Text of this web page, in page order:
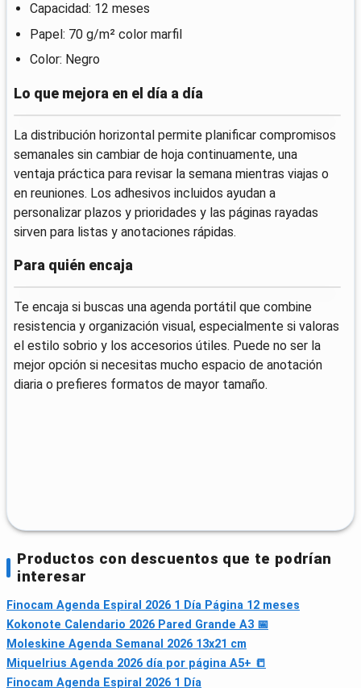
Capacidad: 12 meses
Papel: 70 g/m² color marfil
Color: Negro
Lo que mejora en el día a día
La distribución horizontal permite planificar compromisos
semanales sin cambiar de hoja continuamente, una
ventaja práctica para revisar la semana mientras viajas o
en reuniones. Los adhesivos incluidos ayudan a
personalizar plazos y prioridades y las páginas rayadas
sirven para listas y anotaciones rápidas.
Para quién encaja
Te encaja si buscas una agenda portátil que combine
resistencia y organización visual, especialmente si valoras
el estilo sobrio y los accesorios útiles. Puede no ser la
mejor opción si necesitas mucho espacio de anotación
diaria o prefieres formatos de mayor tamaño.
Productos con descuentos que te podrían
interesar
Finocam Agenda Espiral 2026 1 Día Página 12 meses
Kokonote Calendario 2026 Pared Grande A3 📅
Moleskine Agenda Semanal 2026 13x21 cm
Miquelrius Agenda 2026 día por página A5+ 📒
Finocam Agenda Espiral 2026 1 Día